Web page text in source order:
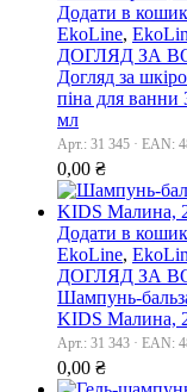
Додати в кошик
EkoLine,
ДОГЛЯД ЗА
Догляд за
піна для
мл
Арт.: 31 345 · EAN:
0,00 ₴
Додати в кошик
EkoLine,
ДОГЛЯД ЗА
Шампунь-
KIDS Малина,
Арт.: 31 343 · EAN:
0,00 ₴